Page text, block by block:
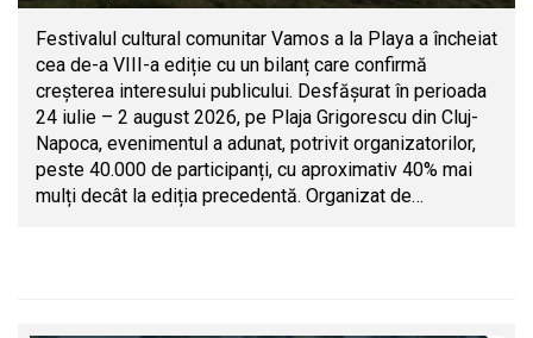
Festivalul cultural comunitar Vamos a la Playa a încheiat
cea de-a VIII-a ediție cu un bilanț care confirmă
creșterea interesului publicului. Desfășurat în perioada
24 iulie – 2 august 2026, pe Plaja Grigorescu din Cluj-
Napoca, evenimentul a adunat, potrivit organizatorilor,
peste 40.000 de participanți, cu aproximativ 40% mai
mulți decât la ediția precedentă. Organizat de…